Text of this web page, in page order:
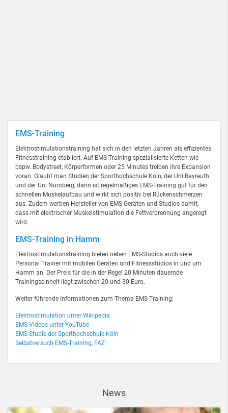
EMS-Training
Elektrostimulationstraining hat sich in den letzten Jahren als effizientes
Fitnesstraining etabliert. Auf EMS-Training spezialisierte Ketten wie
bspw. Bodystreet, Körperformen oder 25 Minutes treiben ihre Expansion
voran. Glaubt man Studien der Sporthochschule Köln, der Uni Bayreuth
und der Uni Nürnberg, dann ist regelmäßiges EMS-Training gut für den
schnellen Muskelaufbau und wirkt sich positiv bei Rückenschmerzen
aus. Zudem werben Hersteller von EMS-Geräten und Studios damit,
dass mit elektrischer Muskelstimulation die Fettverbrennung angeregt
wird.
EMS-Training in Hamm
Elektrostimulationstraining bieten neben EMS-Studios auch viele
Personal Trainer mit mobilen Geräten und Fitnessstudios in und um
Hamm an. Der Preis für die in der Regel 20 Minuten dauernde
Trainingseinheit liegt zwischen 20 und 30 Euro.
Weiter führende Informationen zum Thema EMS-Training:
Elektrostimulation unter Wikipedia
EMS-Videos unter YouTube
EMS-Studie der Sporthochschule Köln
Selbstversuch EMS-Training, FAZ
News